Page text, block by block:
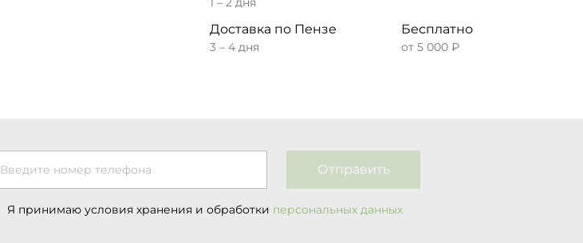
Доставка по Пензе
3 – 4 дня
Бесплатно
от 5 000 ₽
Введите номер телефона Отправить
Я принимаю условия хранения и обработки персональных данных